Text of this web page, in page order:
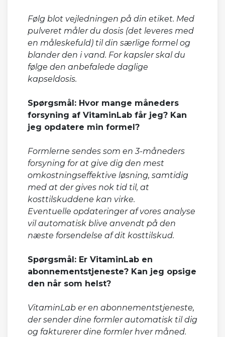
Følg blot vejledningen på din etiket. Med
pulveret måler du dosis (det leveres med
en måleskefuld) til din særlige formel og
blander den i vand. For kapsler skal du
følge den anbefalede daglige
kapseldosis.
Spørgsmål: Hvor mange måneders
forsyning af VitaminLab får jeg? Kan
jeg opdatere min formel?
Formlerne sendes som en 3-måneders
forsyning for at give dig den mest
omkostningseffektive løsning, samtidig
med at der gives nok tid til, at
kosttilskuddene kan virke.
Eventuelle opdateringer af vores analyse
vil automatisk blive anvendt på den
næste forsendelse af dit kosttilskud.
Spørgsmål: Er VitaminLab en
abonnementstjeneste? Kan jeg opsige
den når som helst?
VitaminLab er en abonnementstjeneste,
der sender dine formler automatisk til dig
og fakturerer dine formler hver måned.